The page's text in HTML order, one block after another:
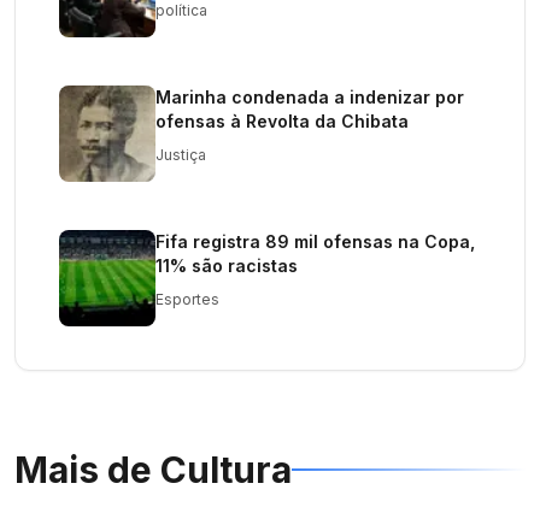
política
Marinha condenada a indenizar por
ofensas à Revolta da Chibata
Justiça
Fifa registra 89 mil ofensas na Copa,
11% são racistas
Esportes
Mais de Cultura